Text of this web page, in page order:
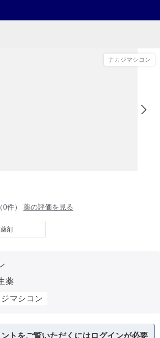
ナカジマシコン
0件） 薬の評価を見る
剤
薬
マシコン
トをご覧いただくにはログインが必要